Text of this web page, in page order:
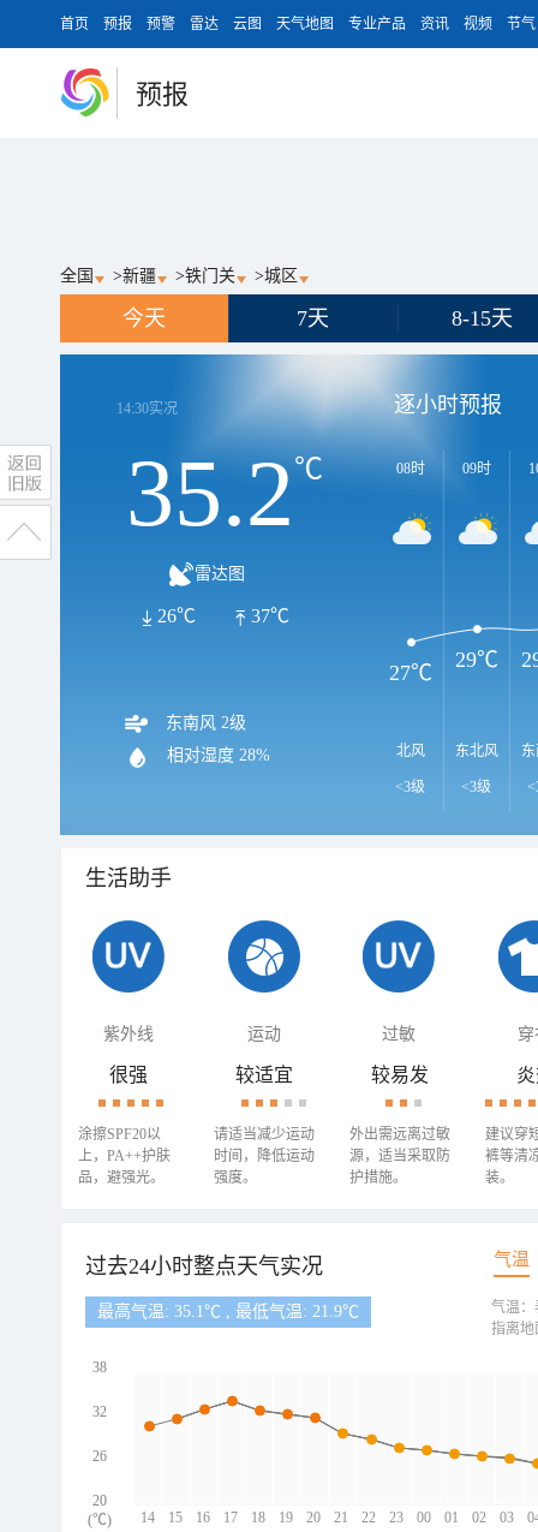
首页 预报 预警 雷达 云图 天气地图 专业产品 资讯 视频 节气
预报
全国 >新疆 >铁门关 >城区
今天 7天 8-15天
14:30实况
35.2℃
雷达图
37℃
26℃
东南风 2级
相对湿度 28%
逐小时预报
08时
北风
<3级
09时
东北风
<3级
27℃
29℃
生活助手
紫外线 运动 过敏 穿
很强
涂擦SPF20以
上，PA++护肤
品，避强光。
较适宜
请适当减少运动
时间，降低运动
强度。
较易发
外出需远离过敏
源，适当采取防
护措施。
建议穿
裤等清
装。
过去24小时整点天气实况 气温
最高气温: 35.1℃ , 最低气温: 21.9℃
14 15 16 17 18 19 20 21 22 23 00 01 02 03
38
32
26
20
(℃)
气温：
指离地